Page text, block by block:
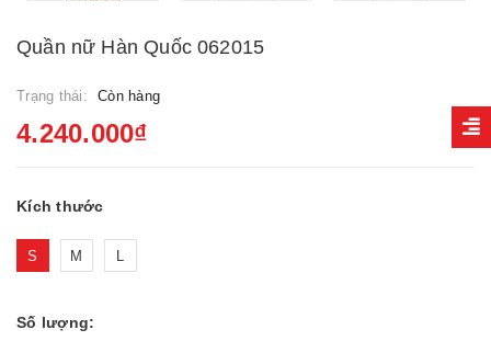
Quần nữ Hàn Quốc 062015
Trạng thái: Còn hàng
4.240.000₫
Kích thước
S M L
Số lượng: